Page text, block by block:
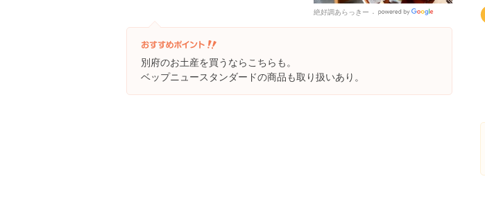
絶好調あらっきー
Places
別府のお土産を買うならこちらも。
ベップニュースタンダードの商品も取り扱いあり。